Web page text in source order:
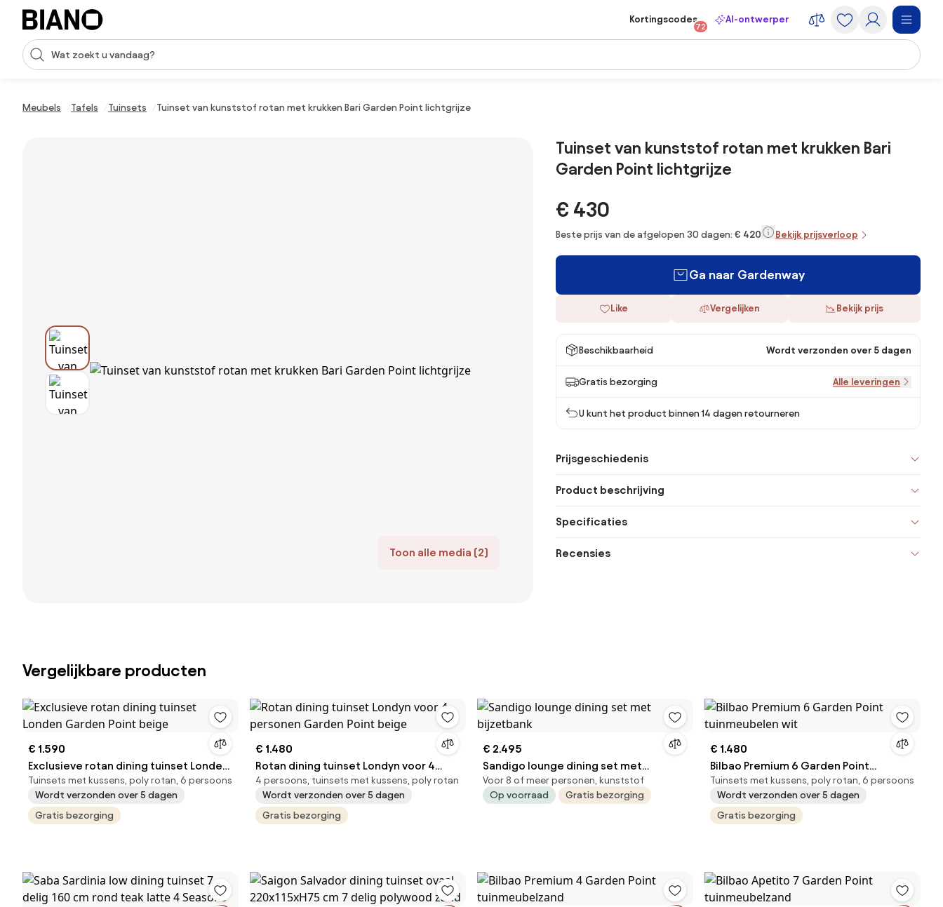
Navigatie overslaan, naar inhoud springen
Zoekopdracht invoeren
Kortingscodes
72
AI-ontwerper
Meubels Tafels Tuinsets Tuinset van kunststof rotan met krukken Bari Garden Point lichtgrijze
Toon alle media (2)
Tuinset van kunststof rotan met krukken Bari
Garden Point lichtgrijze
€ 430
Beste prijs van de afgelopen 30 dagen: € 420 Bekijk prijsverloop
Ga naar Gardenway
Like Vergelijken Bekijk prijs
Beschikbaarheid Wordt verzonden over 5 dagen
Gratis bezorging Alle leveringen
U kunt het product binnen 14 dagen retourneren
Prijsgeschiedenis
Product beschrijving
Specificaties
Recensies
Vergelijkbare producten
€ 1.590
Exclusieve rotan dining tuinset Londen
Garden Point beige
Tuinsets met kussens, poly rotan, 6 persoons
Wordt verzonden over 5 dagen
Gratis bezorging
€ 1.480
Rotan dining tuinset Londyn voor 4
personen Garden Point beige
4 persoons, tuinsets met kussens, poly rotan
Wordt verzonden over 5 dagen
Gratis bezorging
€ 2.495
Sandigo lounge dining set met
bijzetbank
Voor 8 of meer personen, kunststof
Op voorraad
Gratis bezorging
€ 1.480
Bilbao Premium 6 Garden Point
tuinmeubelen wit
Tuinsets met kussens, poly rotan, 6 persoons
Wordt verzonden over 5 dagen
Gratis bezorging